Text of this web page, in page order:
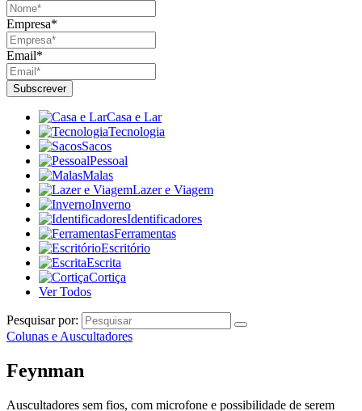
Empresa*
Email*
Casa e Lar
Tecnologia
Sacos
Pessoal
Malas
Lazer e Viagem
Inverno
Identificadores
Ferramentas
Escritório
Escrita
Cortiça
Ver Todos
Pesquisar por:
Colunas e Auscultadores
Feynman
Auscultadores sem fios, com microfone e possibilidade de serem